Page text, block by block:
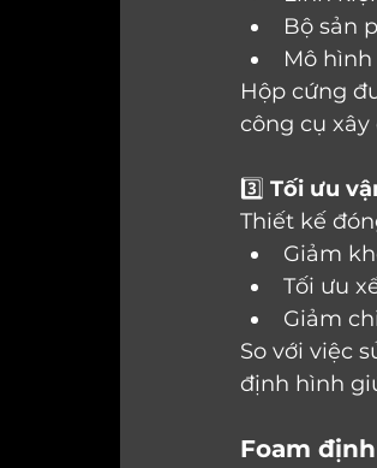
Bộ sản
Mô
Hộp cứng
công cụ
3️⃣ Tối ưu
Thiết kế
Giảm
Tối ưu
Giảm
So với việc
định hình
Foam